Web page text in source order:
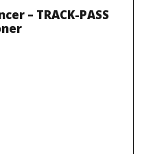
– TRACK-PASS